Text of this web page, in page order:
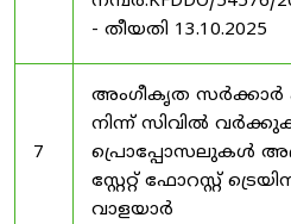
- തീയതി 13.10.2025
7
അംഗീകൃത
നിന്ന് സിവിൽ
പ്രൊപ്പോസലുകൾ
സ്റ്റേറ്റ് ഫോറസ്റ്റ്
വാളയാർ